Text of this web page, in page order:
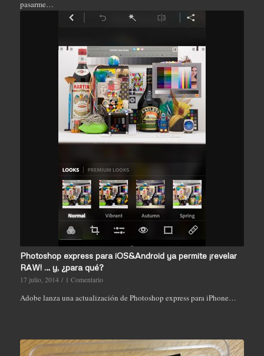
pasarme…
Photoshop express para iOS&Android ya permite ¡revelar
RAW! … y, ¿para qué?
17 julio, 2014 / 1 Comentario
Adobe lanza una actualización de Photoshop express para iPhone…